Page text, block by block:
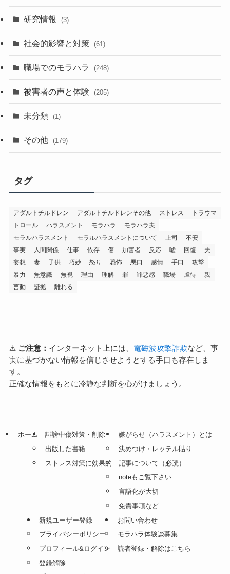
研究情報 (3)
社会的影響と対策 (61)
職場でのモラハラ (248)
被害者の声と体験 (205)
未分類 (1)
その他 (179)
タグ
アダルトチルドレン アダルトチルドレンその他 ストレス
トラウマ
トロール
ハラスメント モラハラ
モラハラ夫
モラルハラスメント
モラルハラスメントについて 上司
不安
事実
人間関係 仕事 依存 傷 加害者 反応 嘘 回復
夫
妄想
妻 子供 巧妙 怒り 恐怖 悪口 感情 手口
攻撃
暴力
無意識 無視 理由 理解 罪 罪悪感 職場 虐待
親
言動
証拠 離れる
⚠️ ご注意： インターネット上には、 電磁波攻撃詐欺など、事
実に基づかない情報を信じさせようとする手口も存在しま
す。
正確な情報をもとに冷静な判断を心がけましょう。
ホーム
誹謗中傷対策・削除
出版した書籍
ストレス対策に効果的
嫌がらせ（ハラスメント）とは
決めつけ・レッテル貼り
記事について（必読）
noteもご覧下さい
言語化が大切
免責事項など
新規ユーザー登録
プライバシーポリシー
プロフィール&ログイン
登録解除
お問い合わせ
モラハラ体験談募集
読者登録・解除はこちら